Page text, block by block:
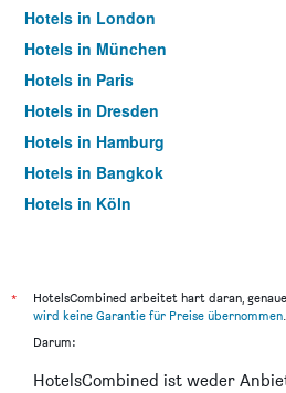
Hotels in London
Hotels in München
Hotels in Paris
Hotels in Dresden
Hotels in Hamburg
Hotels in Bangkok
Hotels in Köln
*
HotelsCombined arbeitet hart daran,
wird keine Garantie für Preise übernommen.
Darum:
HotelsCombined ist weder